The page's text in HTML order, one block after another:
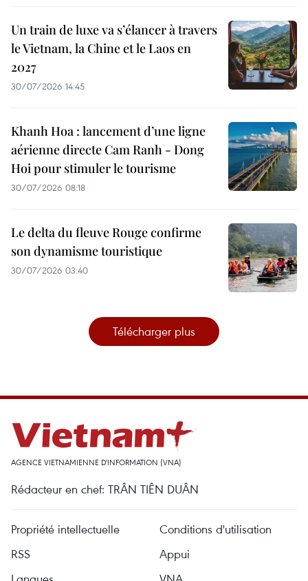
Un train de luxe va s’élancer à travers
le Vietnam, la Chine et le Laos en
2027
30/07/2026 14:45
Khanh Hoa : lancement d’une ligne
aérienne directe Cam Ranh - Dong
Hoi pour stimuler le tourisme
30/07/2026 08:18
Le delta du fleuve Rouge confirme
son dynamisme touristique
30/07/2026 03:40
Télécharger plus
AGENCE VIETNAMIENNE D'INFORMATION (VNA)
Rédacteur en chef: TRÂN TIÊN DUÂN
Propriété intellectuelle
Conditions d'utilisation
RSS
Appui